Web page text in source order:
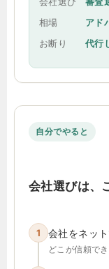
相場
アド
お断り
代行
自分でやると
会社選びは、
1 会社をネッ
どこが信頼で